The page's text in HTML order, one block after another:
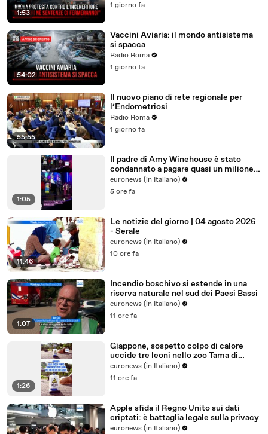
1:53
1 giorno fa
54:02
Vaccini Aviaria: il mondo antisistema
si spacca
Radio Roma
1 giorno fa
55:55
Il nuovo piano di rete regionale per
l’Endometriosi
Radio Roma
1 giorno fa
1:05
Il padre di Amy Winehouse è stato
condannato a pagare quasi un milione
di sterline alle amiche
euronews (in Italiano)
5 ore fa
11:46
Le notizie del giorno | 04 agosto 2026
- Serale
euronews (in Italiano)
10 ore fa
1:07
Incendio boschivo si estende in una
riserva naturale nel sud dei Paesi Bassi
euronews (in Italiano)
11 ore fa
1:26
Giappone, sospetto colpo di calore
uccide tre leoni nello zoo Tama di
Tokyo
euronews (in Italiano)
11 ore fa
Apple sfida il Regno Unito sui dati
criptati: è battaglia legale sulla privacy
euronews (in Italiano)